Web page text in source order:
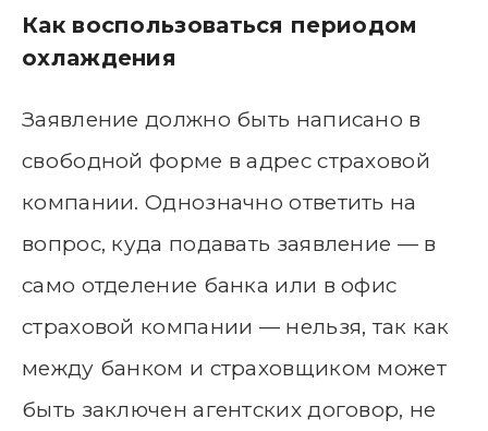
Как воспользоваться периодом
охлаждения
Заявление должно быть написано в
свободной форме в адрес страховой
компании. Однозначно ответить на
вопрос, куда подавать заявление — в
само отделение банка или в офис
страховой компании — нельзя, так как
между банком и страховщиком может
быть заключен агентских договор, не